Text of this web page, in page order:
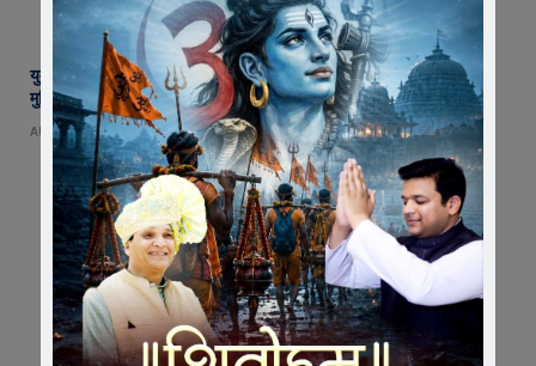
युवा शक्ति में विश्व बदलने की क्षमता, बस ऊर्जा को सही दिशा मिले : राष्ट्रसंत कमल
मुनि
AUGUST 8, 2026